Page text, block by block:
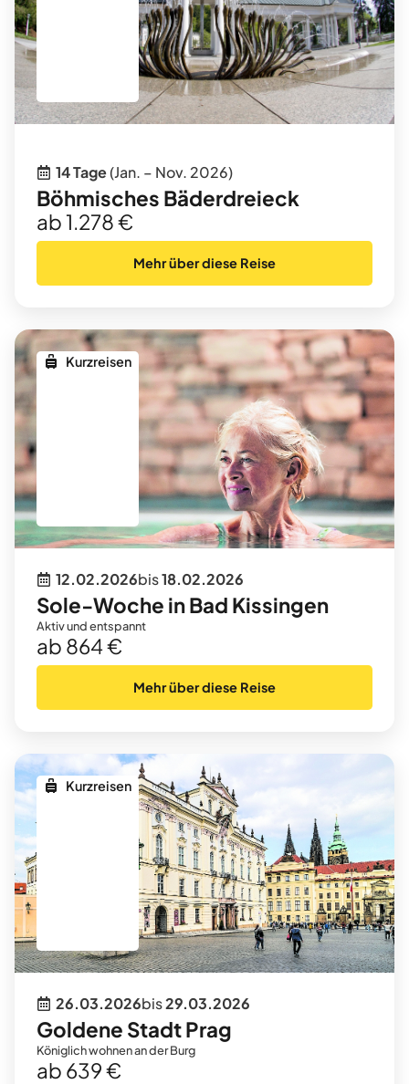
14 Tage(Jan. – Nov. 2026)
Böhmisches Bäderdreieck
ab 1.278 €
Mehr über diese Reise
Kurzreisen
12.02.2026bis18.02.2026
Sole-Woche in Bad Kissingen
Aktiv und entspannt
ab 864 €
Mehr über diese Reise
Kurzreisen
26.03.2026bis29.03.2026
Goldene Stadt Prag
Königlich wohnen an der Burg
ab 639 €